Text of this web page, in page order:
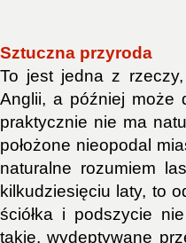
Sztuczna przyroda
To jest jedna z
Anglii, a później może
praktycznie nie ma
położone nieopodal
naturalne rozumiem
kilkudziesięciu laty, to
ściółka i podszycie
takie, wydeptywane